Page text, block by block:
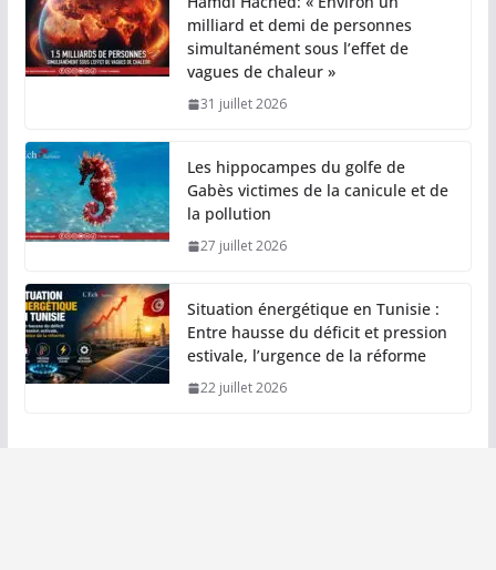
milliard et demi de personnes
simultanément sous l’effet de
vagues de chaleur »
31 juillet 2026
Les hippocampes du golfe de
Gabès victimes de la canicule et de
la pollution
27 juillet 2026
Situation énergétique en Tunisie :
Entre hausse du déficit et pression
estivale, l’urgence de la réforme
22 juillet 2026